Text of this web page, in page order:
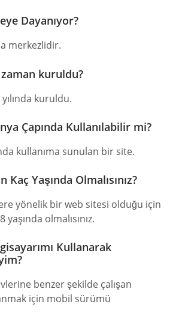
Dayanıyor?
merkezlidir.
kuruldu?
kuruldu.
Çapında Kullanılabilir mi?
kullanıma sunulan bir site.
Kaç Yaşında Olmalısınız?
yönelik bir web sitesi olduğu için
olmalısınız.
Kullanarak
benzer şekilde çalışan
için mobil sürümü